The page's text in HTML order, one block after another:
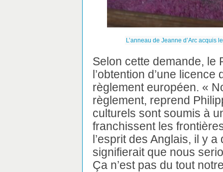
L’anneau de Jeanne d’Arc acquis
Selon cette demande, le
l’obtention d’une
règlement européen. «
règlement, reprend
culturels sont soumis à
franchissent les
l’esprit des Anglais, il y
signifierait que nous
Ça n’est pas du tout